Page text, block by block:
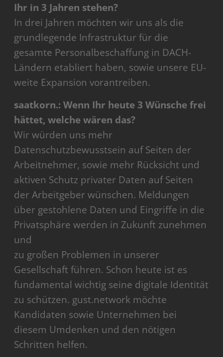
Ihr in 3 Jahren stehen?
In drei Jahren möchten wir uns als die
grundlegende Infrastruktur für die
gesamte Personalbeschaffung in DACH-
Ländern etabliert haben, sowie unsere EU-
weite Expansion vorantreiben.
saatkorn.: Wenn Ihr heute 3 Wünsche frei
hättet, welche wären das?
Wir würden uns mehr
Datenschutzbewusstsein auf Seiten der
Arbeitnehmer, sowie mehr Rücksicht und
aktiven Schutz privater Daten auf Seiten
der Arbeitgeber wünschen. Meldungen
über gestohlene Daten und Eingriffe in die
Privatsphäre werden in Zukunft zunehmen
und
zu großen Problemen in unserer
Gesellschaft führen. Schon heute ist es
fundamental wichtig seine digitale Identität
zu schützen. gust.network möchte
Kandidaten sowie Unternehmen bei
diesem Umdenken und den nötigen
Schritten helfen.